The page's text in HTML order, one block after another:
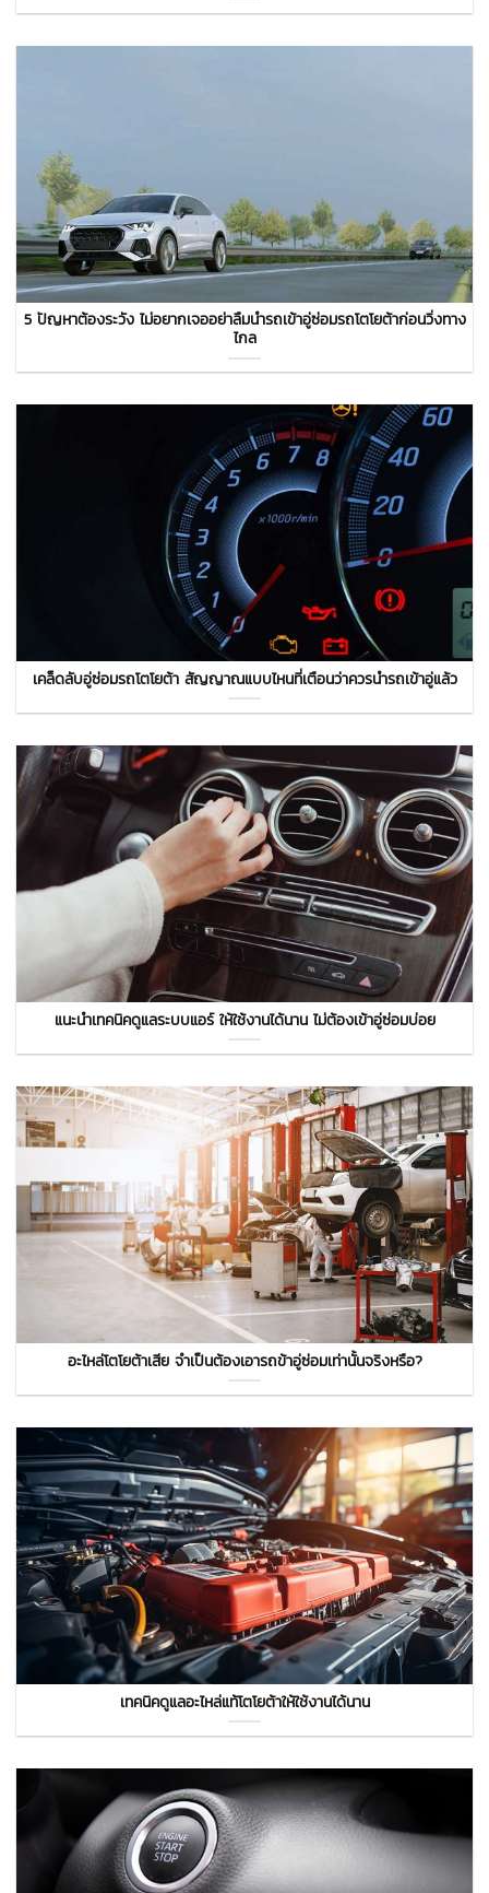
5 ปัญหาต้องระวัง ไม่อยากเจออย่าลืมนำรถเข้าอู่ซ่อมรถโตโยต้าก่อนวิ่งทาง
ไกล
เคล็ดลับอู่ซ่อมรถโตโยต้า สัญญาณแบบไหนที่เตือนว่าควรนำรถเข้าอู่แล้ว
แนะนำเทคนิคดูแลระบบแอร์ ให้ใช้งานได้นาน ไม่ต้องเข้าอู่ซ่อมบ่อย
อะไหล่โตโยต้าเสีย จำเป็นต้องเอารถข้าอู่ซ่อมเท่านั้นจริงหรือ?
เทคนิคดูแลอะไหล่แท้โตโยต้าให้ใช้งานได้นาน